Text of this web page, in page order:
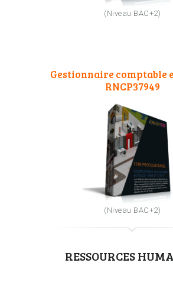
(Niveau BAC+2)
Gestionnaire comptable
RNCP37949
(Niveau BAC+2)
RESSOURCES